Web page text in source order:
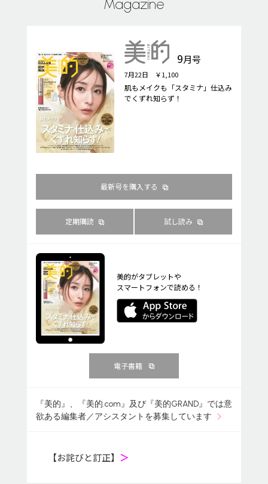
Magazine
9月号
7月22日 ￥1,100
肌もメイクも「スタミナ」仕込み
でくずれ知らず！
最新号を購入する
定期購読 試し読み
美的がタブレットや
スマートフォンで読める！
電子書籍
『美的』、『美的.com』及び『美的GRAND』では意
欲ある編集者／アシスタントを募集しています
【お詫びと訂正】 ＞